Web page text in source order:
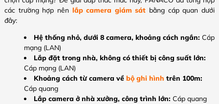
các trường hợp nên lắp camera giám sát bằng cáp quan dưới
đây:
Hệ thống nhỏ, dưới 8 camera, khoảng cách ngắn: Cáp
mạng (LAN)
Lắp đặt trong nhà, không có thiết bị công suất lớn:
Cáp mạng (LAN)
Khoảng cách từ camera về bộ ghi hình trên 100m:
Cáp quang
Lắp camera ở nhà xưởng, công trình lớn: Cáp quang